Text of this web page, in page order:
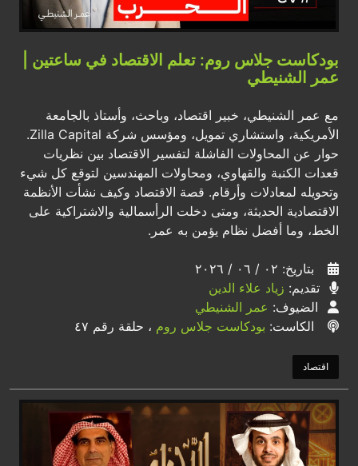
بودكاست جلاس روم: تعلم الاقتصاد في ساعتين |
عمر الشنيطي
مع عمر الشنيطي، خبير اقتصاد، وباحث، وأستاذ بالجامعة
الأمريكية، واستشاري تمويل، ومؤسس شركة Zilla Capital.
حوار عن المحاولات الفاشلة لتفسير الاقتصاد بين نظريات
قعدات الكنبة والقهاوي، ومحاولات المهندسين لتوقع كل شيء
وتحويله لمعادلات وأرقام. قصة الاقتصاد وكيف نشأت الأنظمة
الاقتصادية الحديثة، ومتى دخلت الرأسمالية والاشتراكية على
الخط، وما أفضل نظام يؤمن به عمر.
بتاريخ: ٠٢ / ٠٦ / ٢٠٢٦
تقديم: زياد علاء الدين
الضيوف: عمر الشنيطي
الكاست: بودكاست جلاس روم ، حلقة رقم ٤٧
اقتصاد